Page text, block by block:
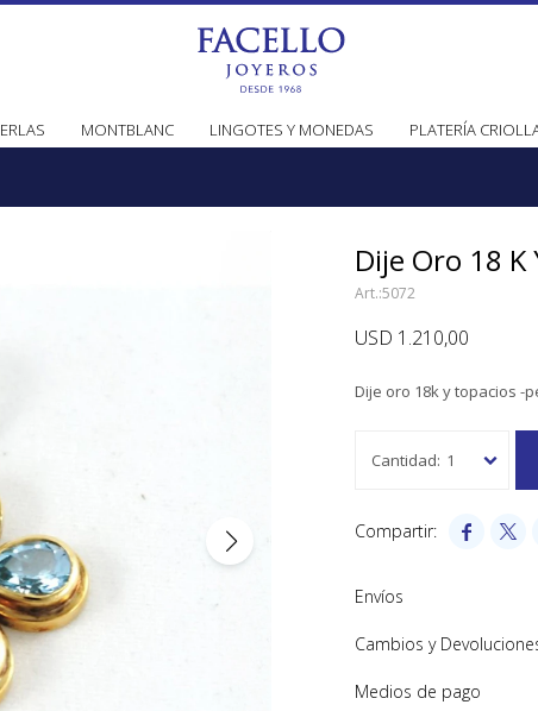
MONTBLANC LINGOTES Y MONEDAS PLATERÍA
Dije Oro 18 K
5072
USD 1.210,00
Dije oro 18k y topacios -
1
 
Envíos
Cambios y
Medios de pago